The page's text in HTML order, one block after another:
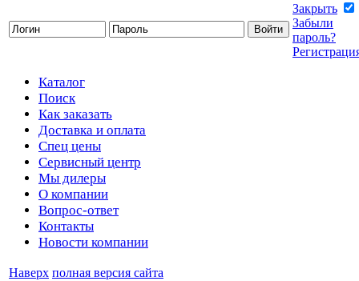
Закрыть
Забыли
пароль?
Каталог
Поиск
Как заказать
Доставка и оплата
Спец цены
Сервисный центр
Мы дилеры
О компании
Вопрос-ответ
Контакты
Новости компании
Наверх полная версия сайта